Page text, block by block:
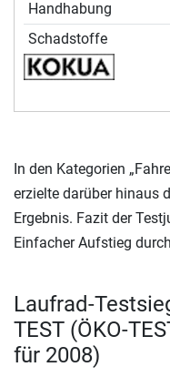
Handhabung
Schadstoffe
In den Kategorien
erzielte darüber hinaus
Ergebnis. Fazit der
Einfacher Aufstieg
Laufrad-
TEST (ÖKO-
für 2008)